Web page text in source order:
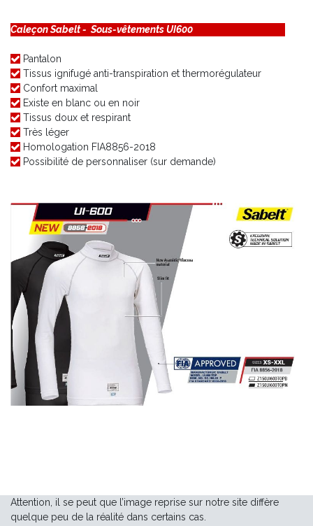
Caleçon Sabelt - Sous-vêtements UI600
Pantalon
Tissus ignifugé anti-transpiration et thermorégulateur
Confort maximal
Existe en blanc ou en noir
Tissus doux et respirant
Très léger
Homologation FIA8856-2018
Possibilité de personnaliser (sur demande)
Attention, il se peut que l’image reprise sur notre site diffère
quelque peu de la réalité dans certains cas.